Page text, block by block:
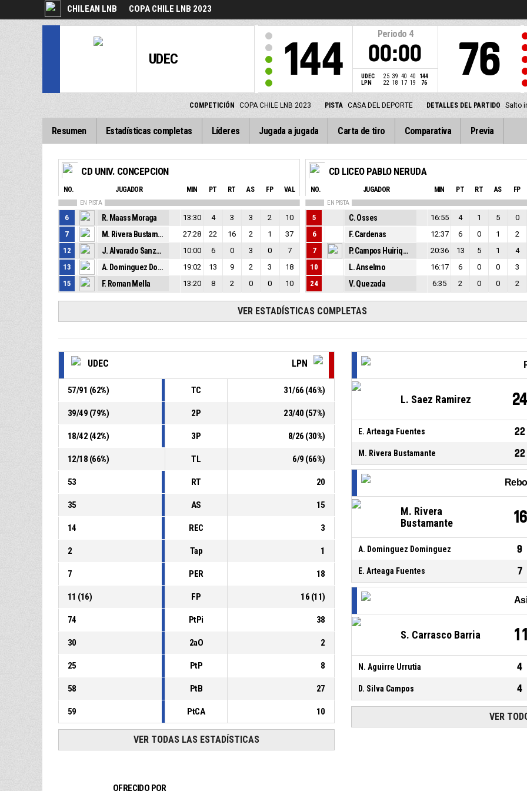
CHILEAN LNB COPA CHILE LNB 2023
UDEC 144
Periodo 4
00:00
UDEC 25 39 40 40
144
LPN
22 18 17 19 76 76
COMPETICIÓN COPA CHILE LNB 2023 PISTA CASA DEL DEPORTE DETALLES DEL PARTIDO Salto
Resumen Estadísticas completas Líderes Jugada a jugada Carta de tiro Comparativa Previa
CD UNIV. CONCEPCION
NO. JUGADOR MIN PT RT AS FP VAL
EN PISTA
6 R. Maass Moraga 13:30 4 3 3 2
10
7
M. Rivera Bustamante 27:28 22 16 2 1
37
12
J. Alvarado Sanzana 10:00 6 0 3 0
7
13
A. Dominguez Dominguez 19:02 13 9 2 3
18
15
F. Roman Mella 13:20 8 2 0 0 10
CD LICEO PABLO NERUDA
NO. JUGADOR MIN PT RT AS FP
EN PISTA
5 C. Osses 16:55 4 1 5 0
6
F. Cardenas 12:37 6 0 1 2
7
P. Campos Huiriqueo 20:36 13 5 1 4
10
L. Anselmo 16:17 6 0 0 3
24
V. Quezada 6:35 2 0 0 2
VER ESTADÍSTICAS COMPLETAS
UDEC LPN
57/91 (62%) TC 31/66 (46%)
39/49 (79%) 2P 23/40 (57%)
18/42 (42%) 3P 8/26 (30%)
12/18 (66%) TL 6/9 (66%)
53 RT 20
35 AS 15
14 REC 3
2 Tap 1
7 PER 18
11 (16) FP 16 (11)
74 PtPi 38
30 2aO 2
25 PtP 8
58 PtB 27
59 PtCA 10
VER TODAS LAS ESTADÍSTICAS
L. Saez Ramirez 24
E. Arteaga Fuentes 22
M. Rivera Bustamante 22
M. Rivera
Bustamante
16
A. Dominguez Dominguez 9
E. Arteaga Fuentes 7
S. Carrasco Barria 11
N. Aguirre Urrutia 4
D. Silva Campos 4
VER
OFRECIDO POR